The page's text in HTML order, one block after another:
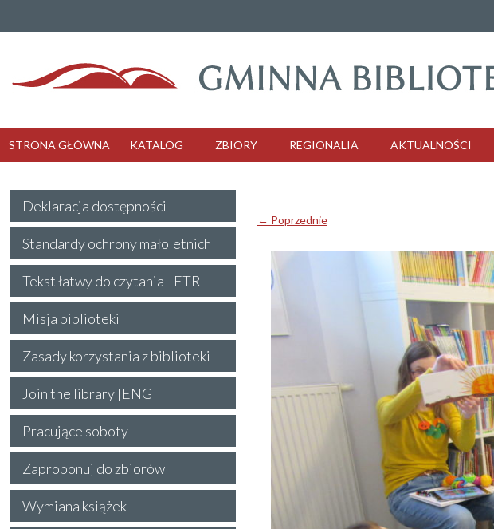
STRONA GŁÓWNA KATALOG ZBIORY REGIONALIA AKTUALNOŚCI
← Poprzednie
Deklaracja dostępności
Standardy ochrony małoletnich
Tekst łatwy do czytania - ETR
Misja biblioteki
Zasady korzystania z biblioteki
Join the library [ENG]
Pracujące soboty
Zaproponuj do zbiorów
Wymiana książek